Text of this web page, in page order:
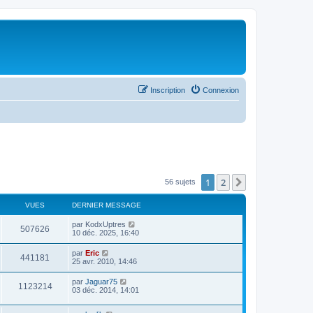
Connexion
Inscription
56 sujets 1 2
VUES DERNIER MESSAGE
507626 par KodxUptres
10 déc. 2025, 16:40
441181 par Eric
25 avr. 2010, 14:46
1123214 par Jaguar75
03 déc. 2014, 14:01